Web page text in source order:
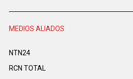
MEDIOS ALIADOS
NTN24
RCN TOTAL